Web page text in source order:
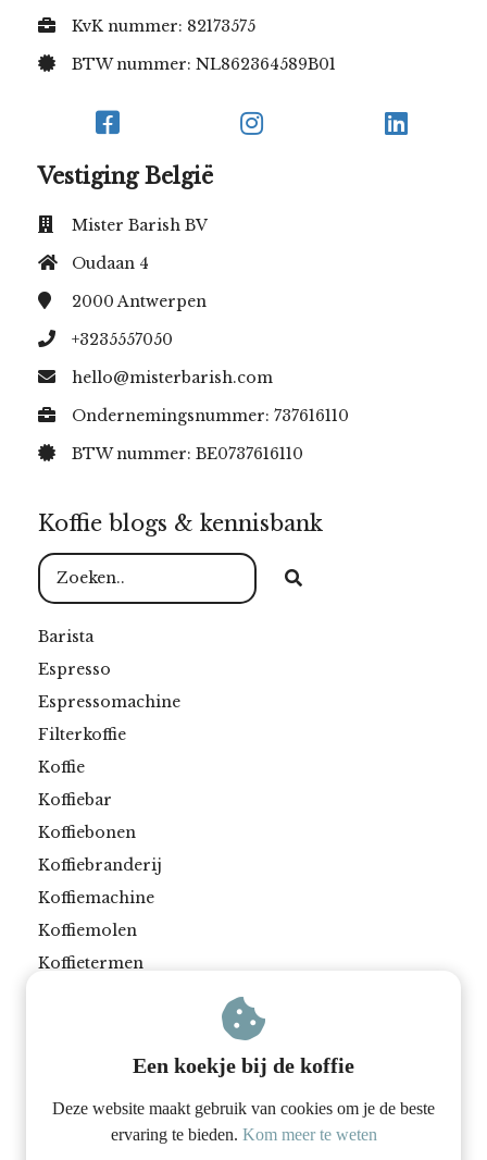
KvK nummer: 82173575
BTW nummer: NL862364589B01
Vestiging België
Mister Barish BV
Oudaan 4
2000Antwerpen
+3235557050
hello@misterbarish.com
Ondernemingsnummer: 737616110
BTW nummer: BE0737616110
Koffie blogs & kennisbank
Barista
Espresso
Espressomachine
Filterkoffie
Koffie
Koffiebar
Koffiebonen
Koffiebranderij
Koffiemachine
Koffiemolen
Koffietermen
Melk opschuimenEen koekje bij de koffie
Deze website maakt gebruik van cookies om je de beste
ervaring te bieden. Kom meer te weten